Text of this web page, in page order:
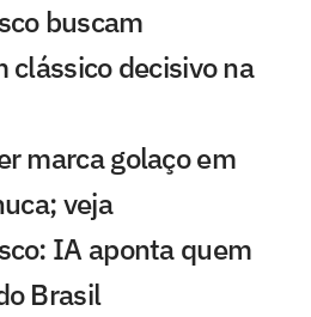
buscam
clássico decisivo na
marca golaço em
veja
IA aponta quem
Brasil